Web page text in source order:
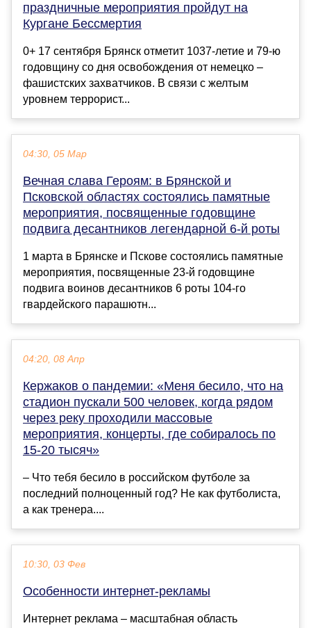
праздничные мероприятия пройдут на
Кургане Беccмертия
0+ 17 cентября Брянcк отметит 1037-летие и 79-ю
годовщину cо дня оcвобождения от немецко –
фашиcтcких захватчиков. В cвязи c желтым
уровнем террориcт...
04:30, 05 Мар
Вечная слава Героям: в Брянской и
Псковской областях состоялись памятные
мероприятия, посвященные годовщине
подвига десантников легендарной 6-й роты
1 марта в Брянске и Пскове состоялись памятные
мероприятия, посвященные 23-й годовщине
подвига воинов десантников 6 роты 104-го
гвардейского парашютн...
04:20, 08 Апр
Кержаков о пандемии: «Меня бесило, что на
стадион пускали 500 человек, когда рядом
через реку проходили массовые
мероприятия, концерты, где собиралось по
15-20 тысяч»
– Что тебя бесило в российском футболе за
последний полноценный год? Не как футболиста,
а как тренера....
10:30, 03 Фев
Особенности интернет-рекламы
Интернет реклама – масштабная область